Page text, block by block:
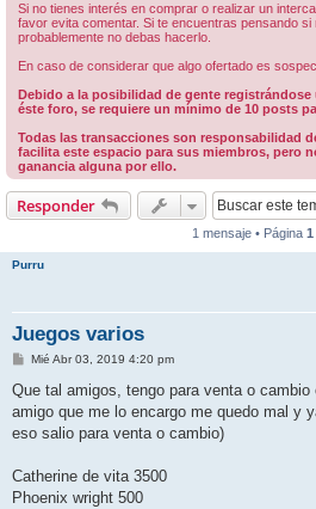
Si no tienes interés en comprar o realizar un
favor evita comentar. Si te encuentras pensando si
probablemente no debas hacerlo.
En caso de considerar que algo ofertado es
Debido a la posibilidad de gente registrándose
éste foro, se requiere un mínimo de 10 posts
Todas las transacciones son responsabilidad
facilita este espacio para sus miembros, pero
ganancia alguna por ello.
Responder
1 mensaje • Página 1
Purru
Juegos varios
M
n
a
j
Mié Abr 03, 2019 4:20 pm
Que tal amigos, tengo para venta o
amigo que me lo encargo me quedo mal y
eso salio para venta o cambio)
Catherine de vita 3500
Phoenix wright 500